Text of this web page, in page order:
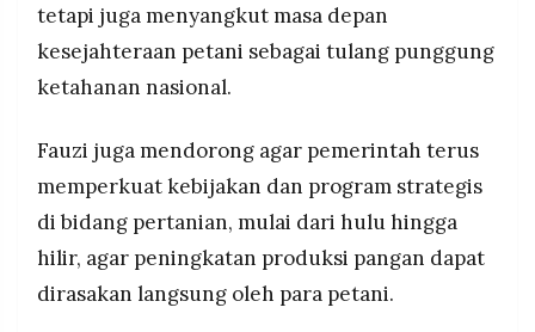
tetapi juga menyangkut masa depan
kesejahteraan petani sebagai tulang punggung
ketahanan nasional.
Fauzi juga mendorong agar pemerintah terus
memperkuat kebijakan dan program strategis
di bidang pertanian, mulai dari hulu hingga
hilir, agar peningkatan produksi pangan dapat
dirasakan langsung oleh para petani.